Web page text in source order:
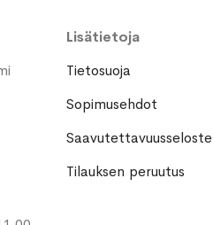
Lisätietoja
Tietosuoja
Sopimusehdot
Saavutettavuusseloste
Tilauksen peruutus